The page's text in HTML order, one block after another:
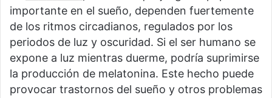
importante en el sueño, dependen fuertemente
de los ritmos circadianos, regulados por los
periodos de luz y oscuridad. Si el ser humano se
expone a luz mientras duerme, podría suprimirse
la producción de melatonina. Este hecho puede
provocar trastornos del sueño y otros problemas